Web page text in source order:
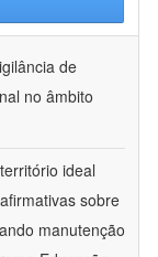
de
no âmbito
ideal
sobre
manutenção